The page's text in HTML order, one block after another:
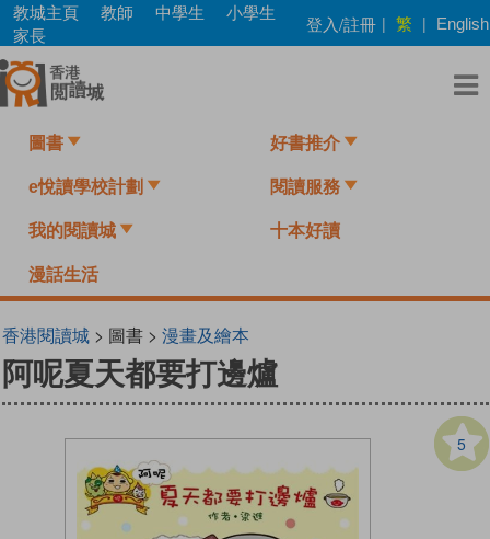
Skip
main
content
教城主頁 教師 中學生
小學生
家長
登入/註冊 | 繁 | English
圖書 好書推介
e悅讀學校計劃 閱讀服務
我的閱讀城 十本好讀
漫話生活
香港閱讀城> 圖書 > 漫畫及繪本
阿呢夏天都要打邊爐
5